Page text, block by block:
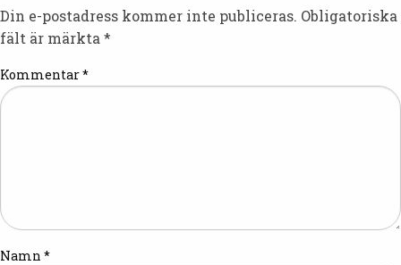
Din e-postadress kommer inte publiceras. Obligatoriska
fält är märkta *
Kommentar*
Namn *